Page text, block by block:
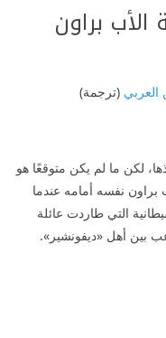
الأب براون
العربي (ترجمة)
لكن ما لم يكن متوقعًا هو
براون نفسه أمامه عندما
التي طاردت عائلة
بين أهل «ديفونشير».